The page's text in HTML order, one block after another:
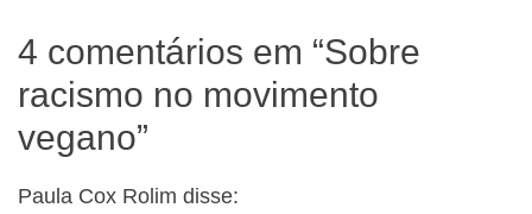
4 comentários em “Sobre
racismo no movimento
vegano”
Paula Cox Rolim disse: